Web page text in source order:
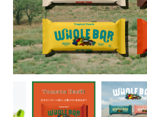
EECOについて
お買物ガイド